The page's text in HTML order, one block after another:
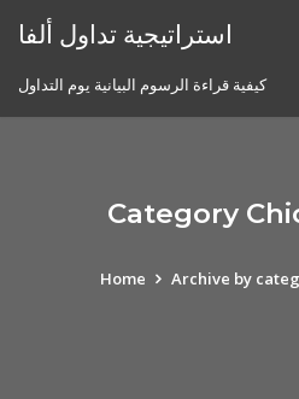
استراتيجية تداول ألفا
كيفية قراءة الرسوم البيانية يوم التداول
Category
Home Archive by